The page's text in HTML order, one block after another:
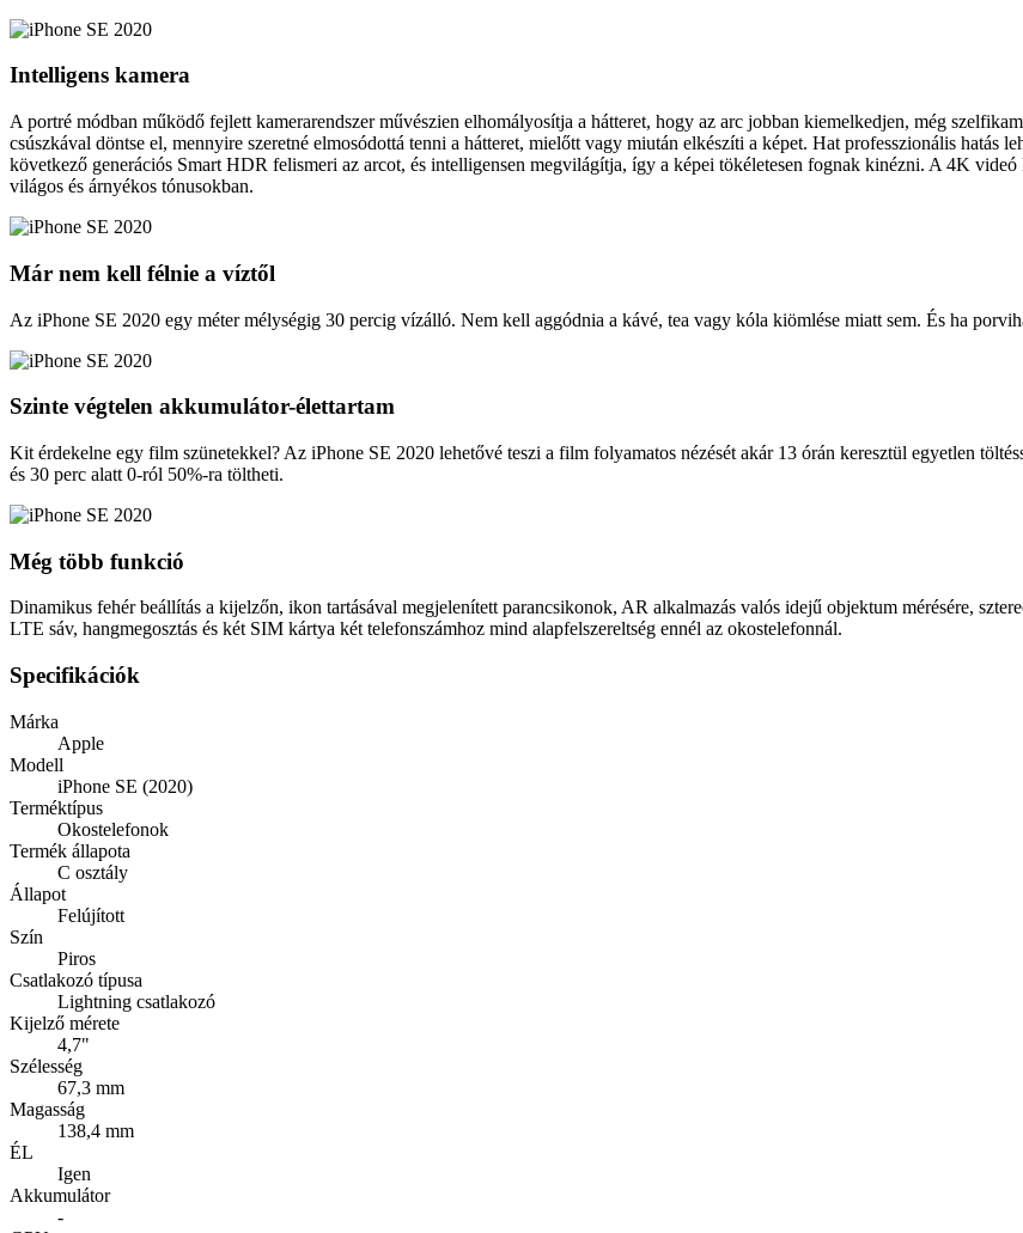
Intelligens kamera
A portré módban működő fejlett kamerarendszer művészien elhomályosítja a hátteret, hogy az arc jobban kiemelkedjen, még
csúszkával döntse el, mennyire szeretné elmosódottá tenni a hátteret, mielőtt vagy miután elkészíti a képet. Hat professzionális hatás
következő generációs Smart HDR felismeri az arcot, és intelligensen megvilágítja, így a képei tökéletesen fognak kinézni. A 4K
világos és árnyékos tónusokban.
Már nem kell félnie a víztől
Az iPhone SE 2020 egy méter mélységig 30 percig vízálló. Nem kell aggódnia a kávé, tea vagy kóla kiömlése miatt sem. És ha
Szinte végtelen akkumulátor-élettartam
Kit érdekelne egy film szünetekkel? Az iPhone SE 2020 lehetővé teszi a film folyamatos nézését akár 13 órán keresztül egyetlen
és 30 perc alatt 0-ról 50%-ra töltheti.
Még több funkció
Dinamikus fehér beállítás a kijelzőn, ikon tartásával megjelenített parancsikonok, AR alkalmazás valós idejű objektum mérésére,
LTE sáv, hangmegosztás és két SIM kártya két telefonszámhoz mind alapfelszereltség ennél az okostelefonnál.
Specifikációk
Márka
Apple
Modell
iPhone SE (2020)
Terméktípus
Okostelefonok
Termék állapota
C osztály
Állapot
Felújított
Szín
Piros
Csatlakozó típusa
Lightning csatlakozó
Kijelző mérete
4,7"
Szélesség
67,3 mm
Magasság
138,4 mm
ÉL
Igen
Akkumulátor
-